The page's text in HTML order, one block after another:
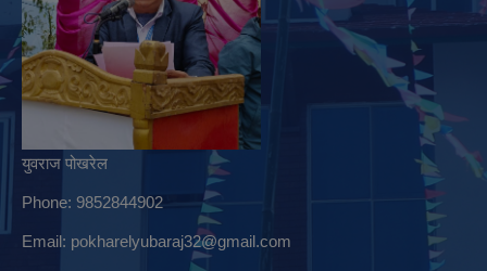
युवराज पोखरेल
Phone: 9852844902
Email: pokharelyubaraj32@gmail.com